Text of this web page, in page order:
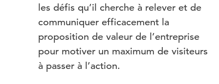
les défis qu’il cherche à relever et de
communiquer efficacement la
proposition de valeur de l’entreprise
pour motiver un maximum de visiteurs
à passer à l’action.